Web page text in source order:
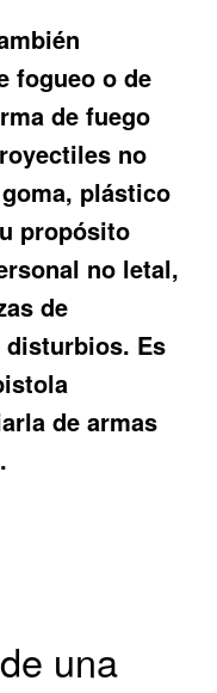
fogueo o de
de fuego
no
plástico
propósito
no letal,
de
Es
de armas
una